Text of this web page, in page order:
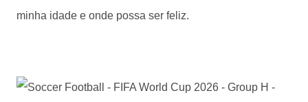
minha idade e onde possa ser feliz.